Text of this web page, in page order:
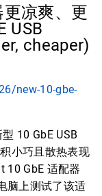
更凉爽、更
USB
cheaper)
new-10-gbe-
10 GbE USB
小巧且散热表现
10 GbE 适配器
脑上测试了该适